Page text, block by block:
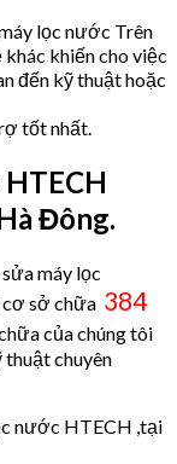
lọc nước Trên
khiến cho việc
đến kỹ thuật hoặc
tốt nhất.
Đông.
máy lọc
cơ sở chữa 384
của chúng tôi
chuyên
nước HTECH ,tại